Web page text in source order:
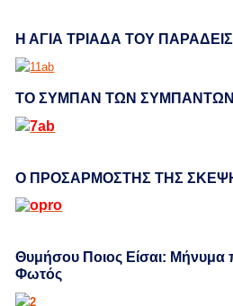
Η ΑΓΙΑ ΤΡΙΑΔΑ ΤΟΥ
ΤΟ ΣΥΜΠΑΝ ΤΩΝ ΣΥΜΠΑΝΤΩΝ
Ο ΠΡΟΣΑΡΜΟΣΤΗΣ ΤΗΣ
Θυμήσου Ποιος Είσαι: Μήνυμα
Φωτός